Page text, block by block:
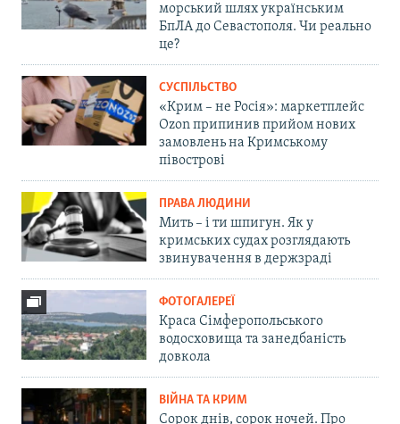
морський шлях українським
БпЛА до Севастополя. Чи реально
це?
СУСПІЛЬСТВО
«Крим – не Росія»: маркетплейс
Ozon припинив прийом нових
замовлень на Кримському
півострові
ПРАВА ЛЮДИНИ
Мить – і ти шпигун. Як у
кримських судах розглядають
звинувачення в держзраді
ФОТОГАЛЕРЕЇ
Краса Сімферопольського
водосховища та занедбаність
довкола
ВІЙНА ТА КРИМ
Сорок днів, сорок ночей. Про